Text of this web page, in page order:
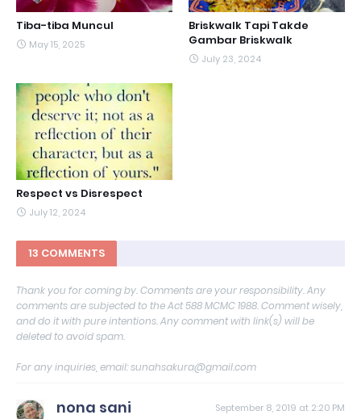
Tiba-tiba Muncul
May 15, 2025
Briskwalk Tapi Takde
Gambar Briskwalk
July 23, 2024
Respect vs Disrespect
July 12, 2024
13 COMMENTS
Thank you for coming by. Comments are your responsibility. Any
comments are subjected to the Act 588 MCMC 1988. Comment wisely,
and do it with pure intentions. Any comment with link(s) will be
deleted to avoid spam.
For any inquiries, email: sunahsakura@gmail.com
nona sani September 8, 2019 at 2:20 PM